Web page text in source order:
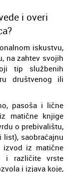
i overi
iskustvu,
na zahtev svojih
tip službenih
društvenog ili
pasoša i lične
matične knjige
o prebivalištu,
saobraćajnu
izvod iz matične
i različite vrste
i izjava koje,